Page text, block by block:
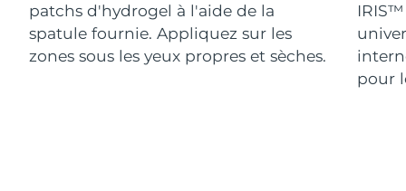
patchs d'hydrogel à l'aide de la
spatule fournie. Appliquez sur les
zones sous les yeux propres et sèches.
pour